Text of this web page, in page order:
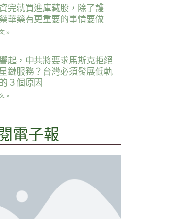
完就買進庫藏股，除了護
華藥有更重要的事情要做
»
起，中共將要求馬斯克拒絕
鏈服務？台灣必須發展低軌
３個原因
»
電子報